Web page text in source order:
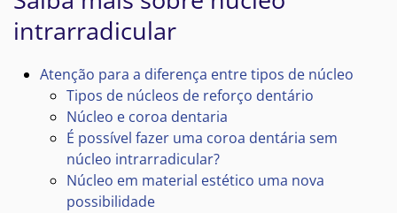
intrarradicular
Atenção para a diferença entre tipos de núcleo
Tipos de núcleos de reforço dentário
Núcleo e coroa dentaria
É possível fazer uma coroa dentária sem
núcleo intrarradicular?
Núcleo em material estético uma nova
possibilidade